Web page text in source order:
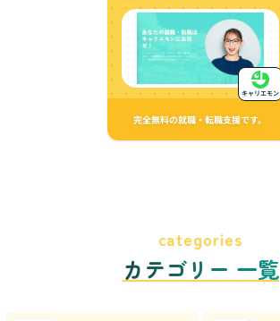
完全無料の就職・転職支援です。
キャリエモン
categories
カテゴリー 一覧